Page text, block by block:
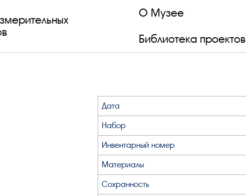
О Музее
Библиотека проектов
Дата
Набор
Инвентарный номер
Материалы
Сохранность